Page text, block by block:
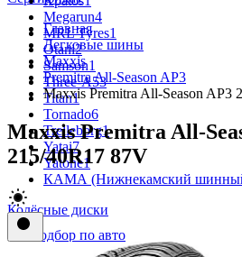
Megarun4
MRL Tyres1
Otani2
Samson1
Three-A53
Titan1
Tornado6
Trelleborg1
Yatai7
Yatone1
КАМА (Нижнекамский
Колёсные диски
Подбор по авто
Главная
Легковые шины
Maxxis
Premitra All-Season AP3
Maxxis Premitra All-Season AP3
Maxxis Premitra All-
215/40R17 87V